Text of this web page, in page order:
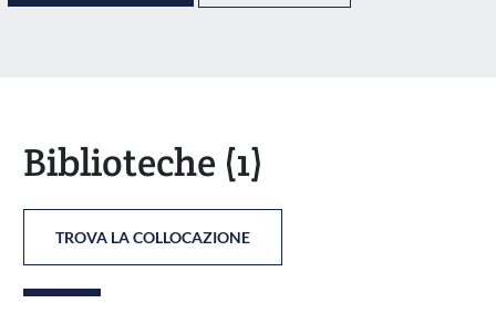
Biblioteche (1)
TROVA LA COLLOCAZIONE